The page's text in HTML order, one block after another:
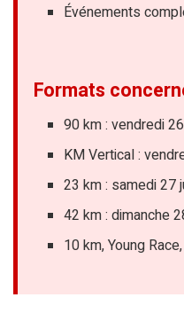
Événements
Formats
90 km : vendredi
KM Vertical :
23 km : samedi 27
42 km : dimanche
10 km, Young